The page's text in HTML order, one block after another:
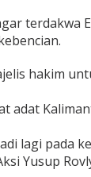
terdakwa
hakim
adat
lagi pada
Yusup